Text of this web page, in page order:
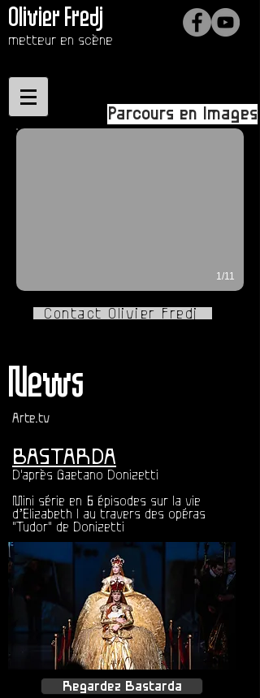
Olivier Fredj
metteur en scène
Parcours en Images
1/11
Contact Olivier Fredj
News
Arte.tv
BASTARDA
D'après Gaetano Donizetti
Mini série en 6 épisodes sur la vie
d’Elizabeth I au travers des opéras
"Tudor" de Donizetti
Regardez Bastarda